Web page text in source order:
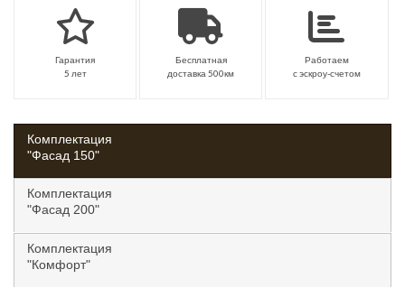
Гарантия
5 лет
Бесплатная
доставка 500км
Работаем
с эскроу-счетом
Комплектация
"Фасад 150"
Комплектация
"Фасад 200"
Комплектация
"Комфорт"